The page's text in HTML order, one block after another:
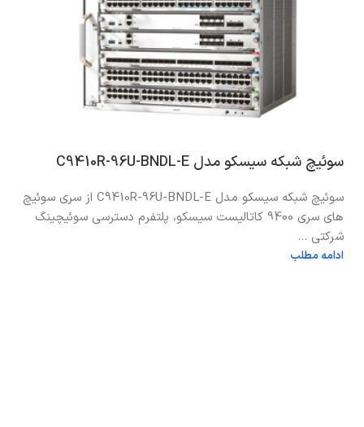
سوئیچ شبکه سیسکو مدل C9410R-96U-BNDL-E
سوئیچ شبکه سیسکو مدل C9410R-96U-BNDL-E از سری سوئیچ
های سری 9400 کاتالیست سیسکو، پلتفرم دسترسی سوئیچینگ
شرکتی ...
ادامه مطلب